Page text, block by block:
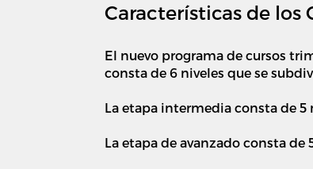
Características de los
El nuevo programa de cursos
consta de 6 niveles que se
La etapa intermedia consta de 5
La etapa de avanzado consta